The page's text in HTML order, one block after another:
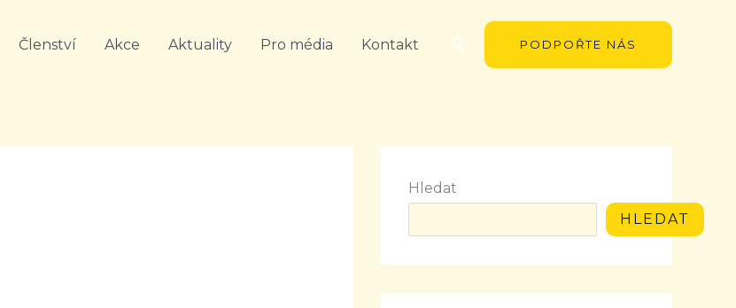
Členství Akce Aktuality Pro média Kontakt Hledat PODPOŘTE NÁS
Hledat
HLEDAT